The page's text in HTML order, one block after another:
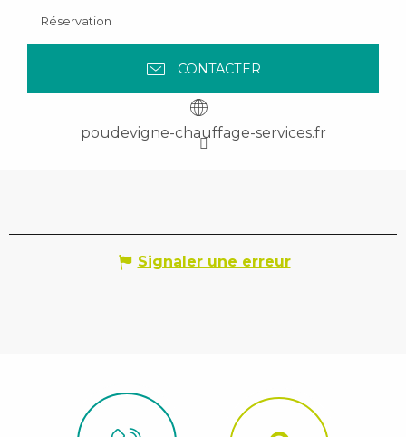
Réservation
CONTACTER
poudevigne-chauffage-services.fr
Signaler une erreur